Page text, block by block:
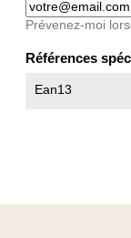
Prévenez-moi
Références
Ean13